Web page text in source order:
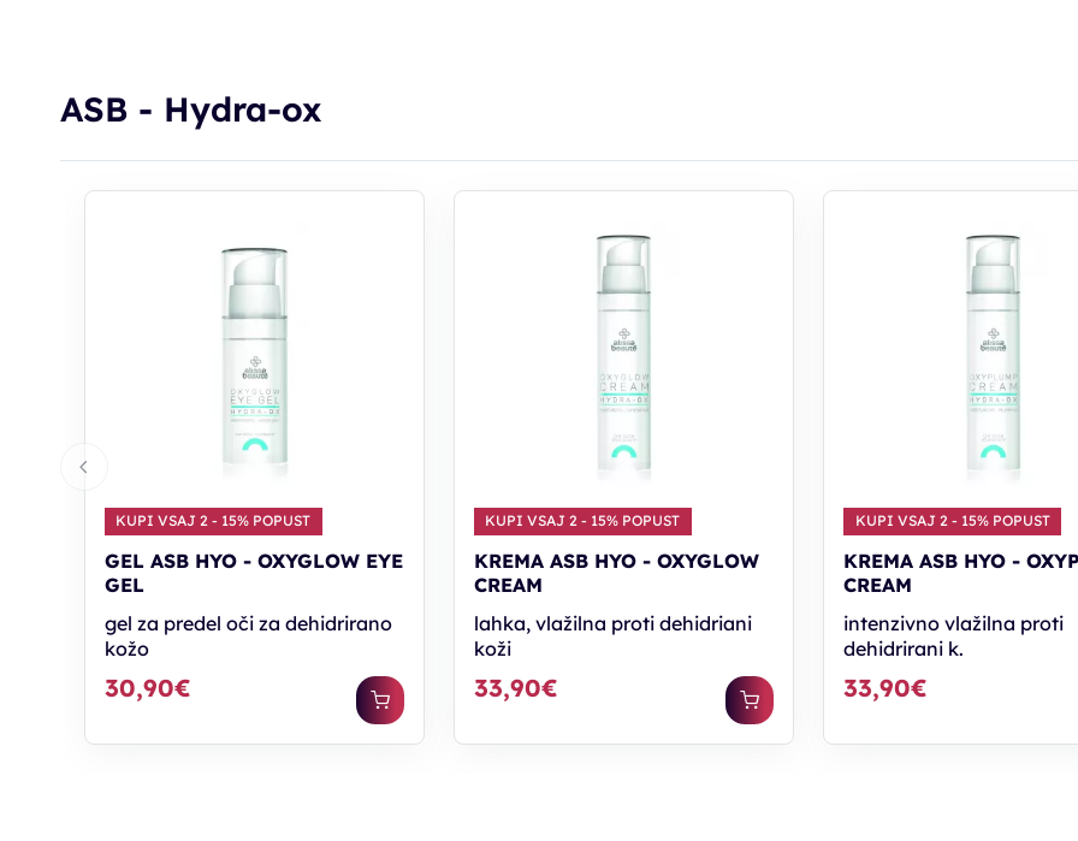
ASB - Hydra-ox
KUPI VSAJ 2 - 15% POPUST
GEL ASB HYO - OXYGLOW EYE
GEL
gel za predel oči za dehidrirano
kožo
30,90€
KUPI VSAJ 2 - 15% POPUST
KREMA ASB HYO - OXYGLOW
CREAM
lahka, vlažilna proti dehidriani
koži
33,90€
KUPI VSAJ 2 - 15% POPUST
KREMA ASB HYO -
CREAM
intenzivno vlažilna proti
dehidrirani k.
33,90€